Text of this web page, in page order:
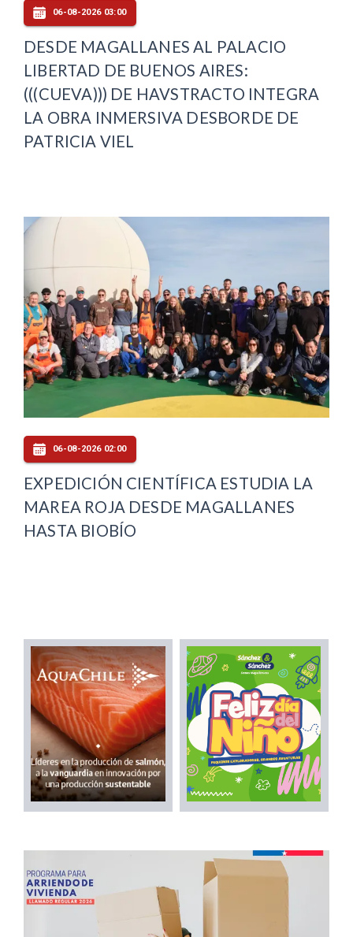
06-08-2026 03:00
DESDE MAGALLANES AL PALACIO
LIBERTAD DE BUENOS AIRES:
(((CUEVA))) DE HAVSTRACTO INTEGRA
LA OBRA INMERSIVA DESBORDE DE
PATRICIA VIEL
06-08-2026 02:00
EXPEDICIÓN CIENTÍFICA ESTUDIA LA
MAREA ROJA DESDE MAGALLANES
HASTA BIOBÍO